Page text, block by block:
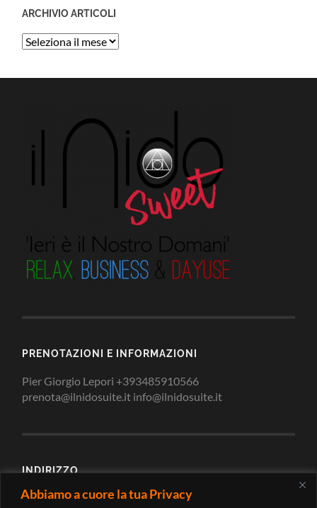
Abbiamo a cuore la tua Privacy
ARCHIVIO ARTICOLI
Archivio
PRENOTAZIONI E INFORMAZIONI
Pier Giorgio Lepori +393485910566
prenota@ilnidosuite.it info@ilnidosuite.it
INDIRIZZO
Via Loreto 2/c 62010 Montecosaro Scalo Macerata -